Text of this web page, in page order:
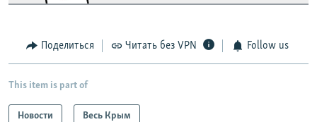
Поделиться Читать без VPN Follow us
This item is part of
Новости Весь Крым